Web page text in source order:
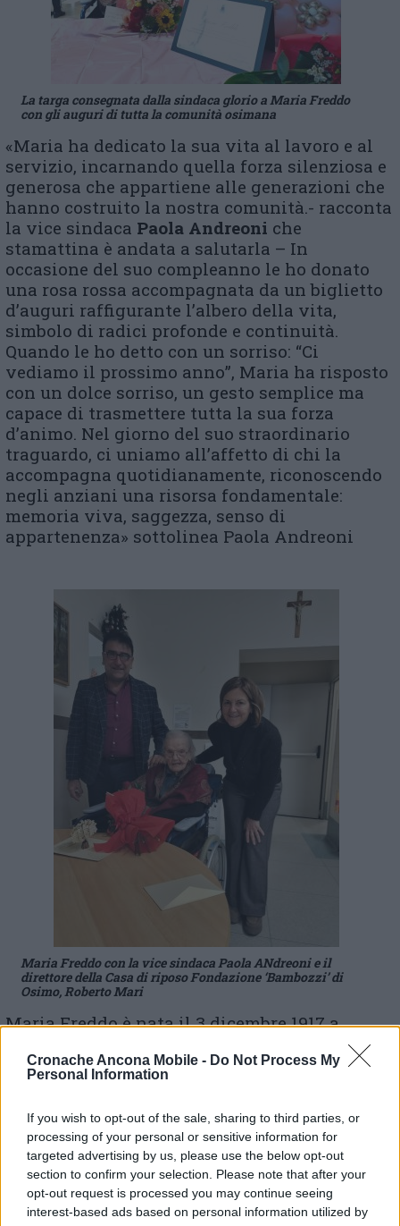
Cronache Ancona Mobile - Do Not Process My
Personal Information
If you wish to opt-out of the sale, sharing to third parties, or
processing of your personal or sensitive information for
targeted advertising by us, please use the below opt-out
section to confirm your selection. Please note that after your
opt-out request is processed you may continue seeing
interest-based ads based on personal information utilized by
La targa consegnata dalla sindaca glorio a Maria Freddo
con gli auguri di tutta la comunità osimana
«Maria ha dedicato la sua vita al lavoro e al
servizio, incarnando quella forza silenziosa e
generosa che appartiene alle generazioni che
hanno costruito la nostra comunità.- racconta
la vice sindaca Paola Andreoni che
stamattina è andata a salutarla – In
occasione del suo compleanno le ho donato
una rosa rossa accompagnata da un biglietto
d’auguri raffigurante l’albero della vita,
simbolo di radici profonde e continuità.
Quando le ho detto con un sorriso: “Ci
vediamo il prossimo anno”, Maria ha risposto
con un dolce sorriso, un gesto semplice ma
capace di trasmettere tutta la sua forza
d’animo. Nel giorno del suo straordinario
traguardo, ci uniamo all’affetto di chi la
accompagna quotidianamente, riconoscendo
negli anziani una risorsa fondamentale:
memoria viva, saggezza, senso di
appartenenza» sottolinea Paola Andreoni
Maria Freddo con la vice sindaca Paola ANdreoni e il
direttore della Casa di riposo Fondazione ‘Bambozzi’ di
Osimo, Roberto Mari
Maria Freddo è nata il 3 dicembre 1917 a
Assuncion D.Saladill in Argentina, dove il
padre Paolo – soprannominato Riccio – era
emigrato agli inizi del secolo. La famiglia
termine della 1^ grande guerra, nel 1920. Una
famiglia numerosa. Il padre Paolo di
professione agricoltore ma anche eccellente
falegname ed artigiano – persona a cui la
fatica non ha messo mai paura, al ritorno